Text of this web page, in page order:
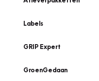
Labels
GRIP Expert
GroenGedaan